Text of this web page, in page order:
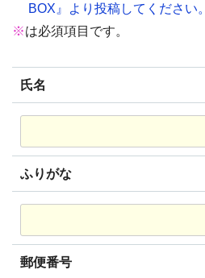
BOX』より投稿してください。
※は必須項目です。
氏名
ふりがな
郵便番号